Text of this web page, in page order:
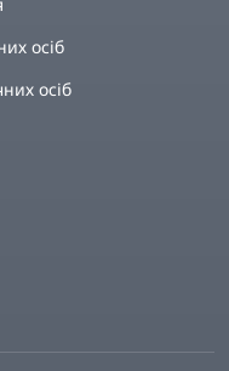
осіб
осіб